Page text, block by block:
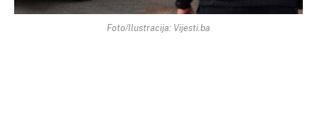
Foto/Ilustracija: Vijesti.ba